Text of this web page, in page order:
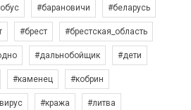
#барановичи #беларусь
#брест #брестская_область
#дальнобойщик #дети
#каменец #кобрин
#кража #литва